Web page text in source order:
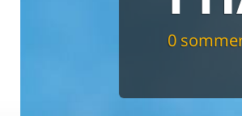
0
Du får
De fleste